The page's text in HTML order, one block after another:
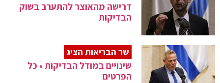
דרישה מהאוצר להתערב בשוק
הבדיקות
שר הבריאות הציג
שינויים במודל הבדיקות • כל
הפרטים